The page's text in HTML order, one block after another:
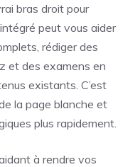
bras droit pour
intégré peut vous aider
rédiger des
et des examens en
existants. C’est
la page blanche et
plus rapidement.
à rendre vos